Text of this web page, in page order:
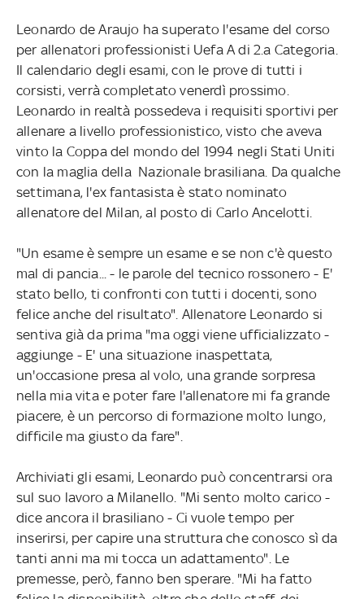
Leonardo de Araujo ha superato l'esame del corso
per allenatori professionisti Uefa A di 2.a Categoria.
Il calendario degli esami, con le prove di tutti i
corsisti, verrà completato venerdì prossimo.
Leonardo in realtà possedeva i requisiti sportivi per
allenare a livello professionistico, visto che aveva
vinto la Coppa del mondo del 1994 negli Stati Uniti
con la maglia della Nazionale brasiliana. Da qualche
settimana, l'ex fantasista è stato nominato
allenatore del Milan, al posto di Carlo Ancelotti.
"Un esame è sempre un esame e se non c'è questo
mal di pancia... - le parole del tecnico rossonero - E'
stato bello, ti confronti con tutti i docenti, sono
felice anche del risultato". Allenatore Leonardo si
sentiva già da prima "ma oggi viene ufficializzato -
aggiunge - E' una situazione inaspettata,
un'occasione presa al volo, una grande sorpresa
nella mia vita e poter fare l'allenatore mi fa grande
piacere, è un percorso di formazione molto lungo,
difficile ma giusto da fare".
Archiviati gli esami, Leonardo può concentrarsi ora
sul suo lavoro a Milanello. "Mi sento molto carico -
dice ancora il brasiliano - Ci vuole tempo per
inserirsi, per capire una struttura che conosco sì da
tanti anni ma mi tocca un adattamento". Le
premesse, però, fanno ben sperare. "Mi ha fatto